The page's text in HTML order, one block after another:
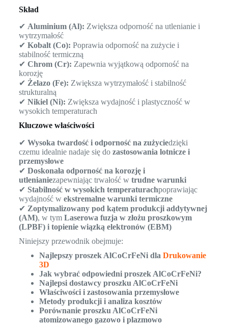
Skład
✔ Aluminium (Al): Zwiększa odporność na utlenianie i
wytrzymałość
✔ Kobalt (Co): Poprawia odporność na zużycie i
stabilność termiczną
✔ Chrom (Cr): Zapewnia wyjątkową odporność na
korozję
✔ Żelazo (Fe): Zwiększa wytrzymałość i stabilność
strukturalną
✔ Nikiel (Ni): Zwiększa wydajność i plastyczność w
wysokich temperaturach
Kluczowe właściwości
✔ Wysoka twardość i odporność na zużyciedzięki
czemu idealnie nadaje się do zastosowania lotnicze i
przemysłowe
✔ Doskonała odporność na korozję i
utlenianiezapewniając trwałość w trudne warunki
✔ Stabilność w wysokich temperaturachpoprawiając
wydajność w ekstremalne warunki termiczne
✔ Zoptymalizowany pod kątem produkcji addytywnej
(AM), w tym Laserowa fuzja w złożu proszkowym
(LPBF) i topienie wiązką elektronów (EBM)
Niniejszy przewodnik obejmuje:
Najlepszy proszek AlCoCrFeNi dla Drukowanie
3D
Jak wybrać odpowiedni proszek AlCoCrFeNi?
Najlepsi dostawcy proszku AlCoCrFeNi
Właściwości i zastosowania przemysłowe
Metody produkcji i analiza kosztów
Porównanie proszku AlCoCrFeNi
atomizowanego gazowo i plazmowo